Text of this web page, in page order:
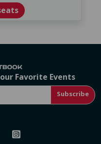
Favorite Events
Subscribe